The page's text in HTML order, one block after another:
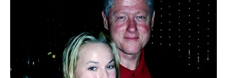
harga taman per meter 2020
13 November 2021 at 12:05
bila artikelnya sepert ini saya pengin baca, sebab artikel ini benar-benar
memberi inspirasi, lebih-lebih lagi artikel ini benar-benar ringan dimengerti,
ucapannya terang, mudah-mudahan artikel ini dapat menimbulkan ide
pembaca lainnya, dan saya ingin mengucapkan terima kasih terhadap